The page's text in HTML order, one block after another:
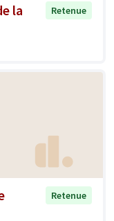
la
Retenue
Retenue